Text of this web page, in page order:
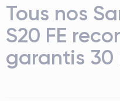
Tous nos
S20 FE
garantis 30